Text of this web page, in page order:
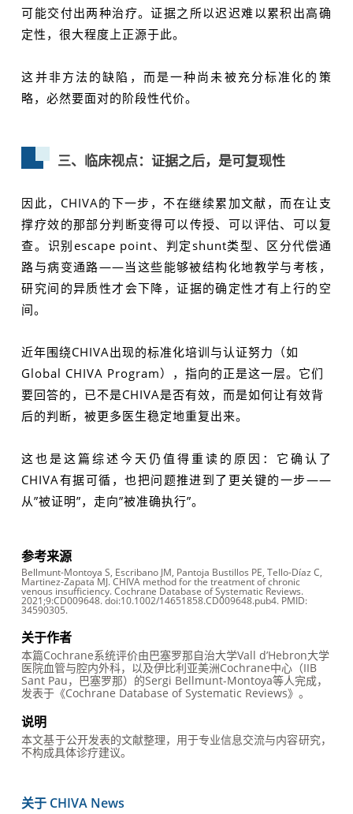
可能交付出两种治疗。证据之所以迟迟难以累积出高确
定性，很大程度上正源于此。
这并非方法的缺陷，而是一种尚未被充分标准化的策
略，必然要面对的阶段性代价。
三、临床视点：证据之后，是可复现性
因此，CHIVA的下一步，不在继续累加文献，而在让支
撑疗效的那部分判断变得可以传授、可以评估、可以复
查。识别escape point、判定shunt类型、区分代偿通
路与病变通路——当这些能够被结构化地教学与考核，
研究间的异质性才会下降，证据的确定性才有上行的空
间。
近年围绕CHIVA出现的标准化培训与认证努力（如
Global CHIVA Program），指向的正是这一层。它们
要回答的，已不是CHIVA是否有效，而是如何让有效背
后的判断，被更多医生稳定地重复出来。
这也是这篇综述今天仍值得重读的原因：它确认了
CHIVA有据可循，也把问题推进到了更关键的一步——
从”被证明”，走向”被准确执行”。
参考来源
Bellmunt-Montoya S, Escribano JM, Pantoja Bustillos PE, Tello-Díaz C,
Martinez-Zapata MJ. CHIVA method for the treatment of chronic
venous insufficiency. Cochrane Database of Systematic Reviews.
2021;9:CD009648. doi:10.1002/14651858.CD009648.pub4. PMID:
34590305.
关于作者
本篇Cochrane系统评价由巴塞罗那自治大学Vall d’Hebron大学
医院血管与腔内外科，以及伊比利亚美洲Cochrane中心（IIB
Sant Pau，巴塞罗那）的Sergi Bellmunt-Montoya等人完成，
发表于《Cochrane Database of Systematic Reviews》。
说明
本文基于公开发表的文献整理，用于专业信息交流与内容研究，
不构成具体诊疗建议。
关于 CHIVA News